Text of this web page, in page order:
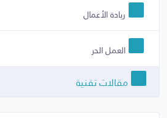
ريادة الأعمال
العمل الحر
مقالات تقنية